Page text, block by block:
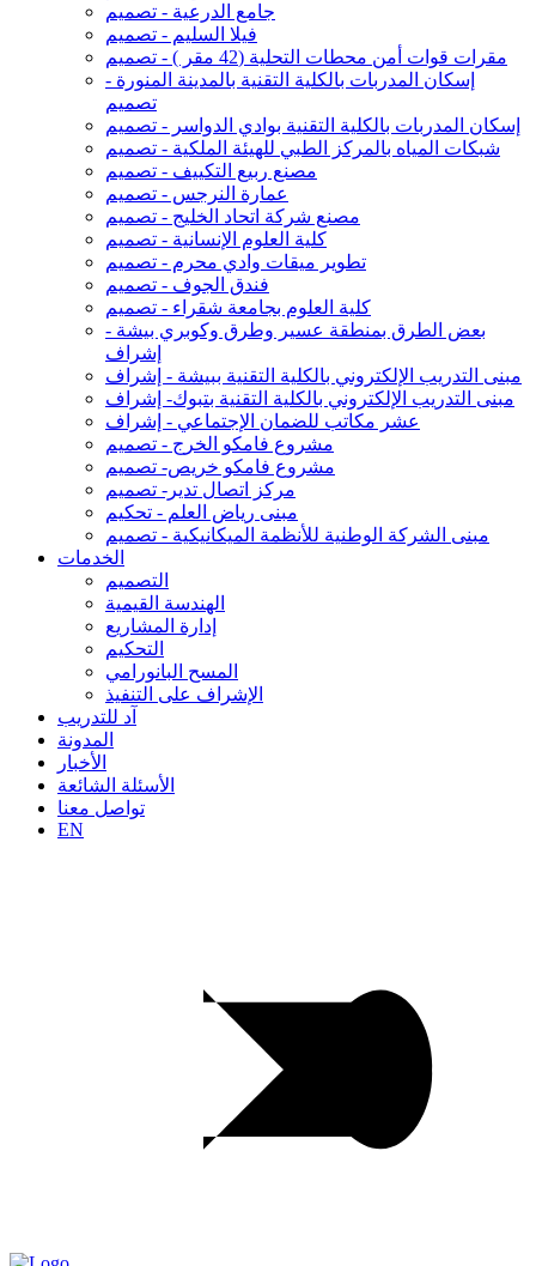
جامع الدرعية - تصميم
فيلا السليم - تصميم
مقرات قوات أمن محطات التحلية (42 مقر ) - تصميم
إسكان المدربات بالكلية التقنية بالمدينة المنورة -
تصميم
إسكان المدربات بالكلية التقنية بوادي الدواسر - تصميم
شبكات المياه بالمركز الطبي للهيئة الملكية - تصميم
مصنع ربيع التكييف - تصميم
عمارة النرجس - تصميم
مصنع شركة اتحاد الخليج - تصميم
كلية العلوم الإنسانية - تصميم
تطوير ميقات وادي محرم - تصميم
فندق الجوف - تصميم
كلية العلوم بجامعة شقراء - تصميم
بعض الطرق بمنطقة عسير وطرق وكوبري بيشة -
إشراف
مبنى التدريب الإلكتروني بالكلية التقنية ببيشة - إشراف
مبنى التدريب الإلكتروني بالكلية التقنية بتبوك- إشراف
عشر مكاتب للضمان الإجتماعي - إشراف
مشروع فامكو الخرج - تصميم
مشروع فامكو خريص- تصميم
مركز اتصال تدير- تصميم
مبنى رياض العلم - تحكيم
مبنى الشركة الوطنية للأنظمة الميكانيكية - تصميم
الخدمات
التصميم
الهندسة القيمية
إدارة المشاريع
التحكيم
المسح البانورامي
الإشراف على التنفيذ
آد للتدريب
المدونة
الأخبار
الأسئلة الشائعة
تواصل معنا
EN